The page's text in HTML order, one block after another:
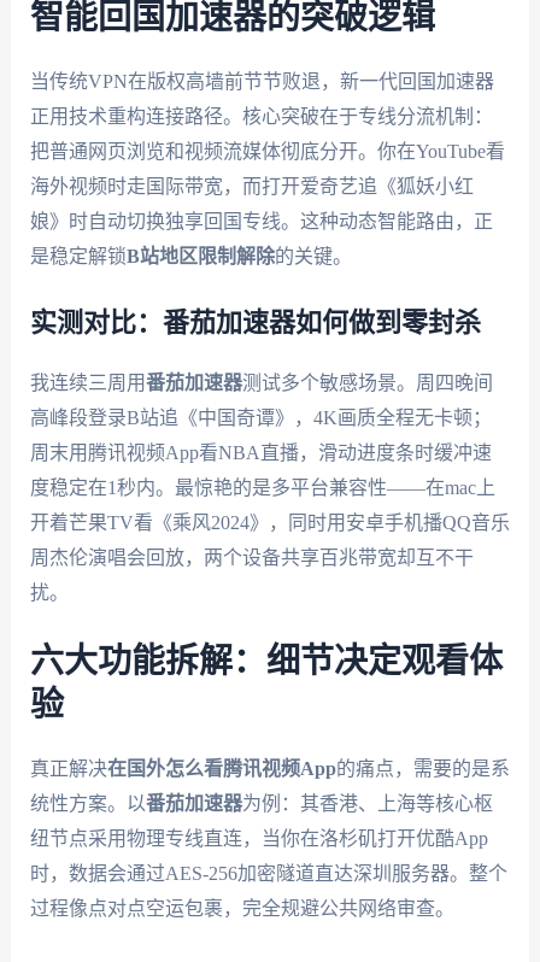
智能回国加速器的突破逻辑
当传统VPN在版权高墙前节节败退，新一代回国加速器
正用技术重构连接路径。核心突破在于专线分流机制：
把普通网页浏览和视频流媒体彻底分开。你在YouTube看
海外视频时走国际带宽，而打开爱奇艺追《狐妖小红
娘》时自动切换独享回国专线。这种动态智能路由，正
是稳定解锁B站地区限制解除的关键。
实测对比：番茄加速器如何做到零封杀
我连续三周用番茄加速器测试多个敏感场景。周四晚间
高峰段登录B站追《中国奇谭》，4K画质全程无卡顿；
周末用腾讯视频App看NBA直播，滑动进度条时缓冲速
度稳定在1秒内。最惊艳的是多平台兼容性——在mac上
开着芒果TV看《乘风2024》，同时用安卓手机播QQ音乐
周杰伦演唱会回放，两个设备共享百兆带宽却互不干
扰。
六大功能拆解：细节决定观看体
验
真正解决在国外怎么看腾讯视频App的痛点，需要的是系
统性方案。以番茄加速器为例：其香港、上海等核心枢
纽节点采用物理专线直连，当你在洛杉矶打开优酷App
时，数据会通过AES-256加密隧道直达深圳服务器。整个
过程像点对点空运包裹，完全规避公共网络审查。